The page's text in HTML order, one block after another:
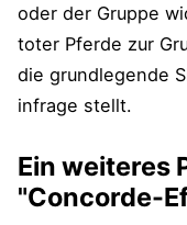
oder der Gruppe
toter Pferde zur
die grundlegende
infrage stellt.
Ein weiteres
"Concorde-